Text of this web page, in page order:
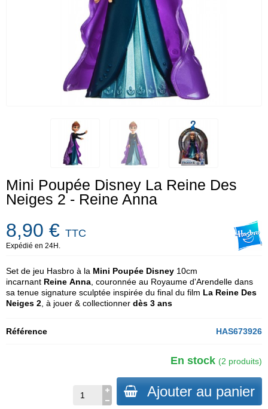
Mini Poupée Disney La Reine Des
Neiges 2 - Reine Anna
8,90 € TTC
Expédié en 24H.
Set de jeu Hasbro à la Mini Poupée Disney 10cm
incarnant Reine Anna , couronnée au Royaume d'Arendelle dans
sa tenue signature sculptée inspirée du final du film La Reine Des
Neiges 2 , à jouer & collectionner dès 3 ans
Référence HAS673926
En stock (2 produits)
Ajouter au panier